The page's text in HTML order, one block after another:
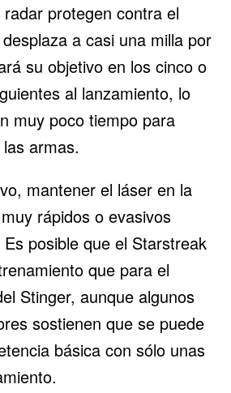
protegen contra el
a casi una milla por
su objetivo en los cinco o
al lanzamiento, lo
muy poco tiempo para
armas.
mantener el láser en la
rápidos o evasivos
posible que el Starstreak
que para el
Stinger, aunque algunos
sostienen que se puede
básica con sólo unas